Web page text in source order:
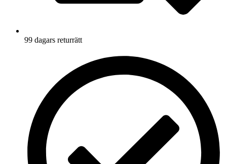
99 dagars returrätt